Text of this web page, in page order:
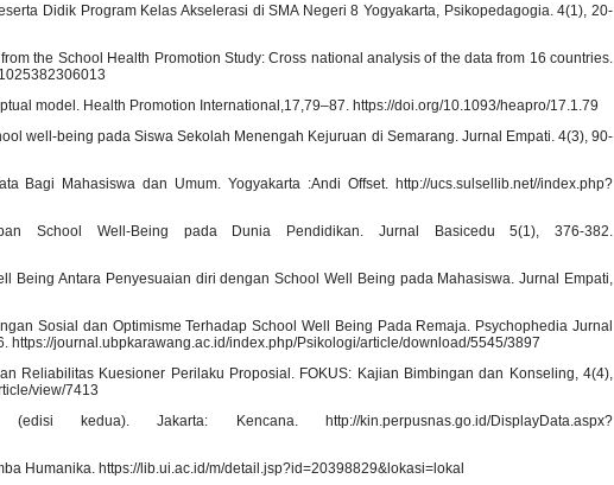
Didik Program Kelas Akselerasi di SMA Negeri 8 Yogyakarta, Psikopedagogia. 4(1), 20-
the School Health Promotion Study: Cross national analysis of the data from 16 countries.
model. Health Promotion International,17,79–87. https://doi.org/10.1093/heapro/17.1.79
well-being pada Siswa Sekolah Menengah Kejuruan di Semarang. Jurnal Empati. 4(3), 90-
Bagi Mahasiswa dan Umum. Yogyakarta :Andi Offset. http://ucs.sulsellib.net//index.php?
School Well-Being pada Dunia Pendidikan. Jurnal Basicedu 5(1), 376-382.
Being Antara Penyesuaian diri dengan School Well Being pada Mahasiswa. Jurnal Empati,
Sosial dan Optimisme Terhadap School Well Being Pada Remaja. Psychophedia Jurnal
https://journal.ubpkarawang.ac.id/index.php/Psikologi/article/download/5545/3897
Reliabilitas Kuesioner Perilaku Proposial. FOKUS: Kajian Bimbingan dan Konseling, 4(4),
view/7413
kedua). Jakarta: Kencana. http://kin.perpusnas.go.id/DisplayData.aspx?
Humanika. https://lib.ui.ac.id/m/detail.jsp?id=20398829&lokasi=lokal